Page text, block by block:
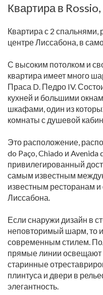
Квартира в
Квартира с 2
центре Лиссабона, в
С высоким потолком и
квартира имеет много
Праса D. Педро IV.
кухней и большими
шкафами, один из
комнаты с душевой
Это расположение,
do Paço, Chiado и Avenida
привилегированный
самым известным
известным ресторанам
Лиссабона.
Если снаружи дизайн в
неповторимый шарм, то
современным стилем.
прямые линии освещают
старинные
плинтуса и двери в
элегантность.